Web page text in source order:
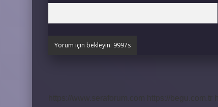
https://www.seraforum.com https://begu.com.tr